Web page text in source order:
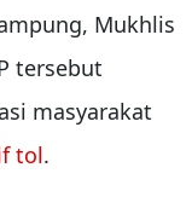
Mukhlis
tersebut
masyarakat
tol.